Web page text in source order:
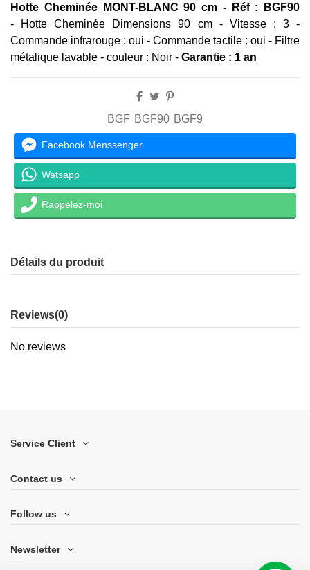
Hotte Cheminée MONT-BLANC 90 cm -
Réf : BGF90
- Hotte Cheminée Dimensions 90 cm - Vitesse : 3 -
Commande infrarouge : oui - Commande tactile : oui - Filtre
métalique lavable - couleur : Noir - Garantie : 1 an
BGF BGF90 BGF9
Facebook Menssenger
Watsapp
Rappelez-moi
Détails du produit
Reviews(0)
No reviews
Service Client
Contact us
Follow us
Newsletter